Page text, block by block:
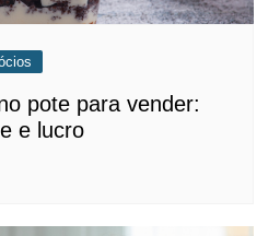
pote para vender:
e lucro